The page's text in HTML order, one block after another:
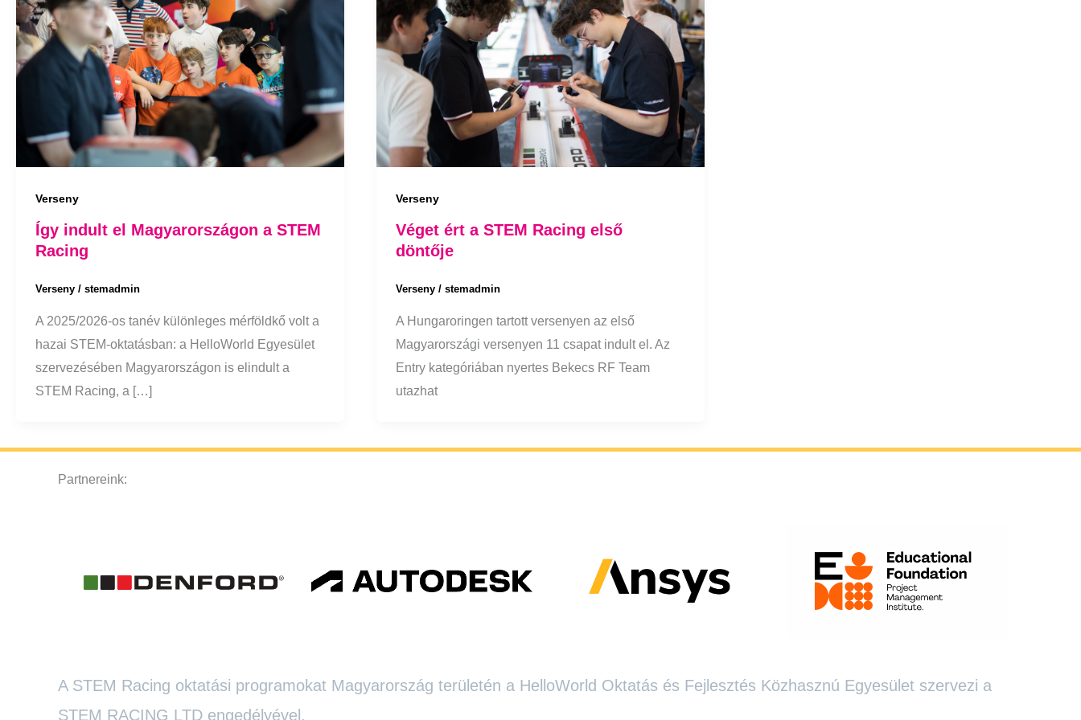
Verseny
Így indult el Magyarországon a STEM
Racing
Verseny / stemadmin
A 2025/2026-os tanév különleges mérföldkő volt a
hazai STEM-oktatásban: a HelloWorld Egyesület
szervezésében Magyarországon is elindult a
STEM Racing, a […]
Verseny
Véget ért a STEM Racing első
döntője
Verseny/ stemadmin
A Hungaroringen tartott versenyen az első
Magyarországi versenyen 11 csapat indult el. Az
Entry kategóriában nyertes Bekecs RF Team
utazhat
Partnereink:
A STEM Racing oktatási programokat Magyarország területén a HelloWorld Oktatás és Fejlesztés Közhasznú Egyesület szervezi a
STEM RACING LTD engedélyével.